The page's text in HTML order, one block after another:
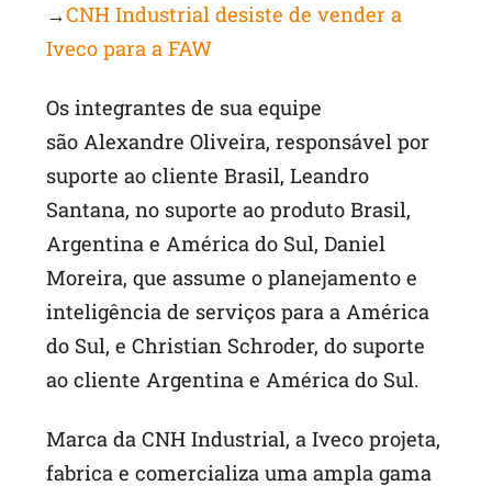
→CNH Industrial desiste de vender a
Iveco para a FAW
Os integrantes de sua equipe
são Alexandre Oliveira, responsável por
suporte ao cliente Brasil, Leandro
Santana, no suporte ao produto Brasil,
Argentina e América do Sul, Daniel
Moreira, que assume o planejamento e
inteligência de serviços para a América
do Sul, e Christian Schroder, do suporte
ao cliente Argentina e América do Sul.
Marca da CNH Industrial, a Iveco projeta,
fabrica e comercializa uma ampla gama